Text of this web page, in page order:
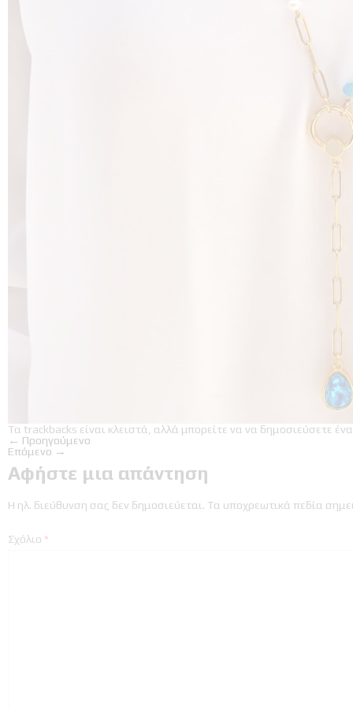
Τα trackbacks είναι κλειστά, αλλά μπορείτε να να δημοσιεύσετε
← Προηγούμενο
Επόμενο →
Αφήστε μια απάντηση
Η ηλ. διεύθυνση σας δεν δημοσιεύεται. Τα υποχρεωτικά πεδία
Σχόλιο *